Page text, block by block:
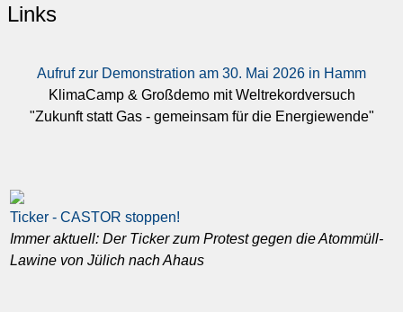
Links
Aufruf zur Demonstration am 30. Mai 2026 in Hamm
KlimaCamp & Großdemo mit Weltrekordversuch
"Zukunft statt Gas - gemeinsam für die Energiewende"
Ticker - CASTOR stoppen!
Immer aktuell: Der Ticker zum Protest gegen die Atommüll-
Lawine von Jülich nach Ahaus